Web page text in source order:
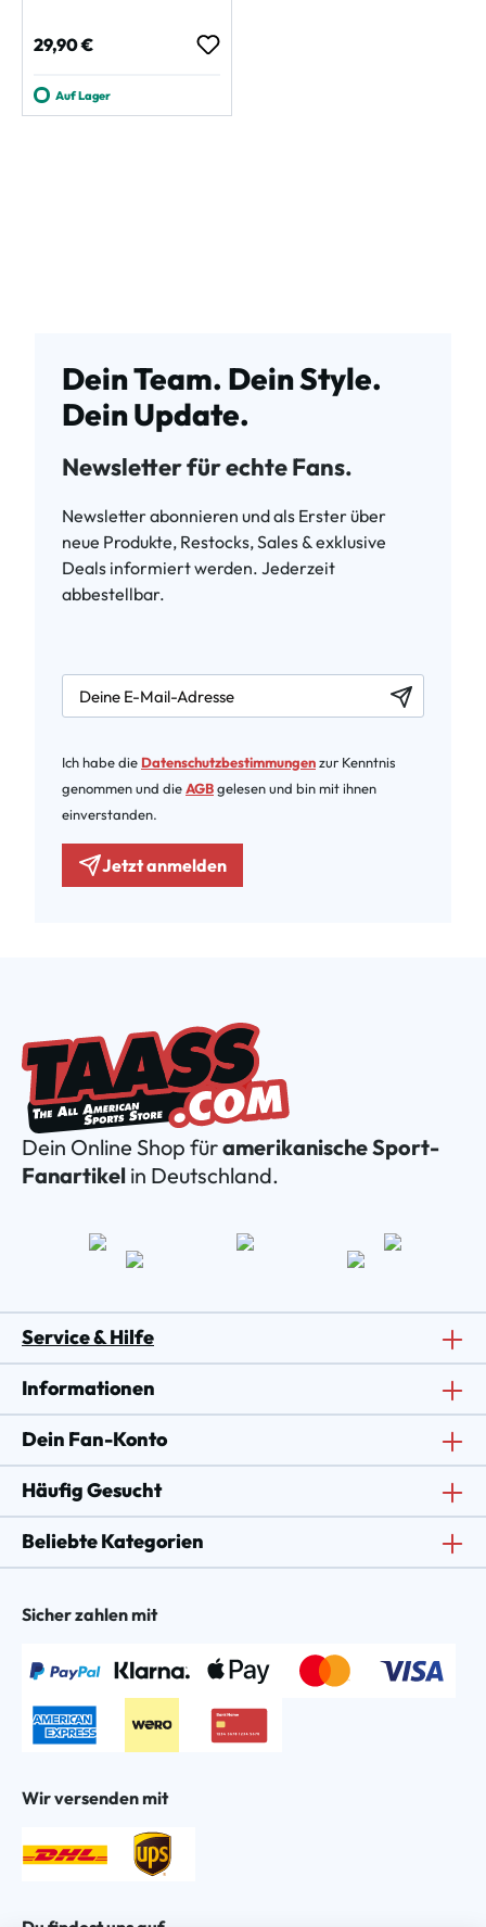
Regulärer Preis:
29,90 €
Auf Lager
Dein Team. Dein Style.
Dein Update.
Newsletter für echte Fans.
Newsletter abonnieren und als Erster über
neue Produkte, Restocks, Sales & exklusive
Deals informiert werden. Jederzeit
abbestellbar.
newsletter.labelEmail
Ich habe die Datenschutzbestimmungenzur Kenntnis
genommen und dieAGBgelesen und bin mit ihnen
einverstanden.
Jetzt anmelden
Dein Online Shop füramerikanische Sport-
Fanartikel in Deutschland.
Service & Hilfe
Informationen
Dein Fan-Konto
Häufig Gesucht
Beliebte Kategorien
Sicher zahlen mit
Wir versenden mit